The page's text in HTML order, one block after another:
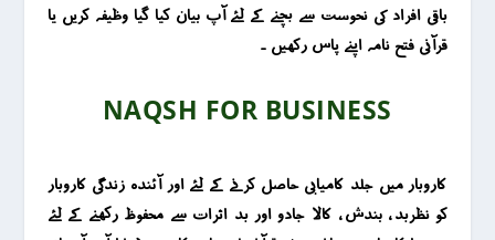
باقی افراد کی نحوست سے بچنے کے لئے آپ بیان کیا گیا وظیفہ کریں یا
قرآنی فتح نامہ اپنے پاس رکھیں ۔
NAQSH FOR BUSINESS
کاروبار میں جلد کامیابی حاصل کرنے کے لئے اور آئندہ زندگی کاروبار
کو نظربد ، بندش ، کالا جادو اور بد اثرات سے محفوظ رکھنے کے لئے